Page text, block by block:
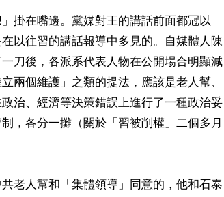
掛在嘴邊。黨媒對王的講話前面都冠以
以往習的講話報導中多見的。自媒體人陳
刀後，各派系代表人物在公開場合明顯減
兩個維護」之類的提法，應該是老人幫、
治、經濟等決策錯誤上進行了一種政治妥
，各分一攤（關於「習被削權」二個多月
老人幫和「集體領導」同意的，他和石泰